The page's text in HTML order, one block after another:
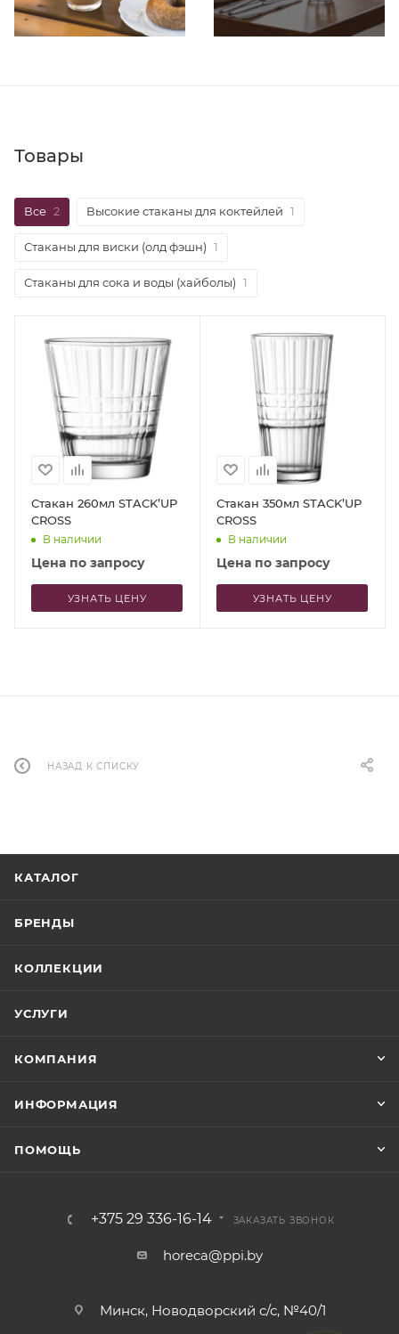
Товары
Все 2 Высокие стаканы для коктейлей 1
Стаканы для виски (олд фэшн) 1
Стаканы для сока и воды (хайболы) 1
Стакан 260мл STACK’UP
CROSS
В наличии
Цена по запросу
УЗНАТЬ ЦЕНУ
Стакан 350мл STACK’UP
CROSS
В наличии
Цена по запросу
УЗНАТЬ ЦЕНУ
НАЗАД К СПИСКУ
КАТАЛОГ
БРЕНДЫ
КОЛЛЕКЦИИ
УСЛУГИ
КОМПАНИЯ
ИНФОРМАЦИЯ
ПОМОЩЬ
+375 29 336-16-14 ЗАКАЗАТЬ ЗВОНОК
horeca@ppi.by
Минск, Новодворский с/с, №40/1